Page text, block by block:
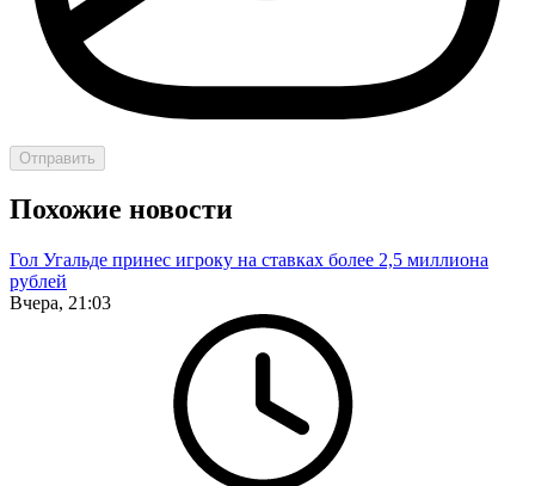
Отправить
Похожие новости
Гол Угальде принес игроку на ставках более 2,5 миллиона
рублей
Вчера, 21:03